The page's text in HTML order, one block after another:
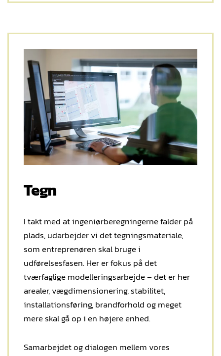
Tegn
I takt med at ingeniørberegningerne falder på
plads, udarbejder vi det tegningsmateriale,
som entreprenøren skal bruge i
udførelsesfasen. Her er fokus på det
tværfaglige modelleringsarbejde – det er her
arealer, vægdimensionering, stabilitet,
installationsføring, brandforhold og meget
mere skal gå op i en højere enhed.
Samarbejdet og dialogen mellem vores